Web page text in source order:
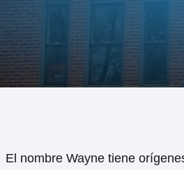
El nombre Wayne tiene